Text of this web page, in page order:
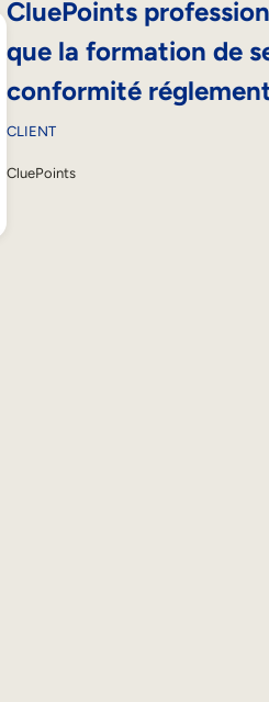
CluePoints
que la formation de
conformité
CLIENT
CluePoints